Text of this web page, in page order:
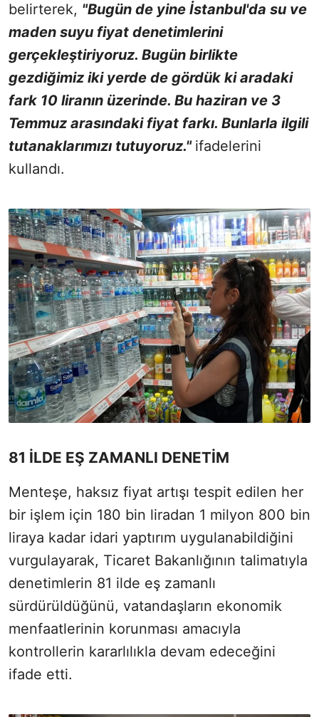
belirterek, "Bugün de yine İstanbul'da su ve
maden suyu fiyat denetimlerini
gerçekleştiriyoruz. Bugün birlikte
gezdiğimiz iki yerde de gördük ki aradaki
fark 10 liranın üzerinde. Bu haziran ve 3
Temmuz arasındaki fiyat farkı. Bunlarla ilgili
tutanaklarımızı tutuyoruz." ifadelerini
kullandı.
81 İLDE EŞ ZAMANLI DENETİM
Menteşe, haksız fiyat artışı tespit edilen her
bir işlem için 180 bin liradan 1 milyon 800 bin
liraya kadar idari yaptırım uygulanabildiğini
vurgulayarak, Ticaret Bakanlığının talimatıyla
denetimlerin 81 ilde eş zamanlı
sürdürüldüğünü, vatandaşların ekonomik
menfaatlerinin korunması amacıyla
kontrollerin kararlılıkla devam edeceğini
ifade etti.